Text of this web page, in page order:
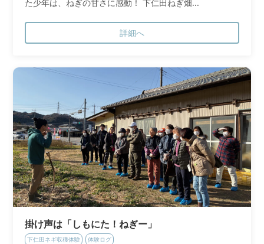
た少年は、ねぎの甘さに感動！ 下仁田ねぎ畑...
詳細へ
掛け声は「しもにた！ねぎー」
下仁田ネギ収穫体験 体験ログ